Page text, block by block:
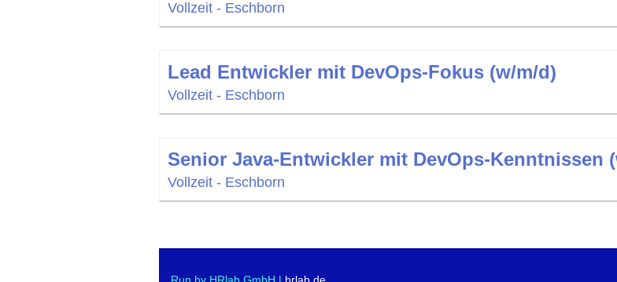
Vollzeit - Eschborn
Lead Entwickler mit DevOps-Fokus (w/m/d)
Vollzeit - Eschborn
Senior Java-Entwickler mit DevOps-Kenntnissen
Vollzeit - Eschborn